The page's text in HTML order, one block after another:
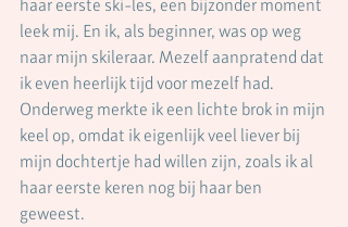
haar eerste ski-les, een bijzonder moment
leek mij. En ik, als beginner, was op weg
naar mijn skileraar. Mezelf aanpratend dat
ik even heerlijk tijd voor mezelf had.
Onderweg merkte ik een lichte brok in mijn
keel op, omdat ik eigenlijk veel liever bij
mijn dochtertje had willen zijn, zoals ik al
haar eerste keren nog bij haar ben
geweest.